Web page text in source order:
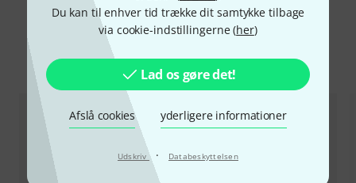
Du kan til enhver tid trække dit samtykke tilbage
via cookie-indstillingerne (her)
Lad os gøre det!
Afslå cookies yderligere informationer
Udskriv · Databeskyttelsen
Sammenlign valgmuligheder